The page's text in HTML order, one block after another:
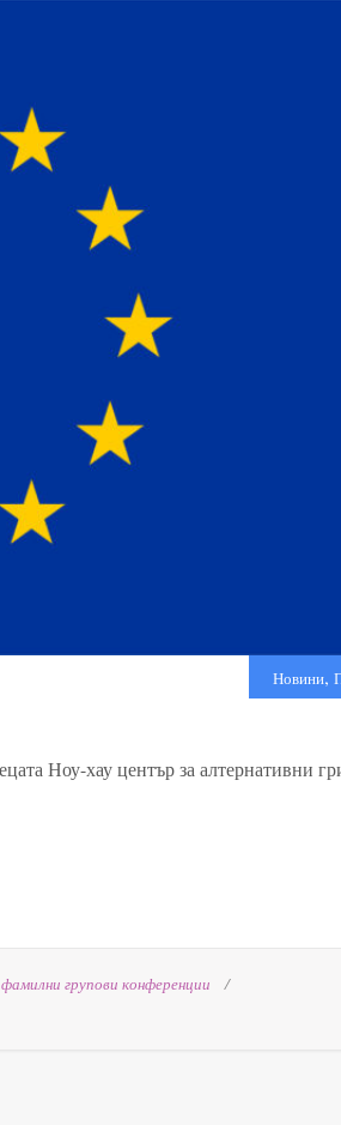
Новини,
Ноу-хау център за алтернативни
фамилни групови конференции